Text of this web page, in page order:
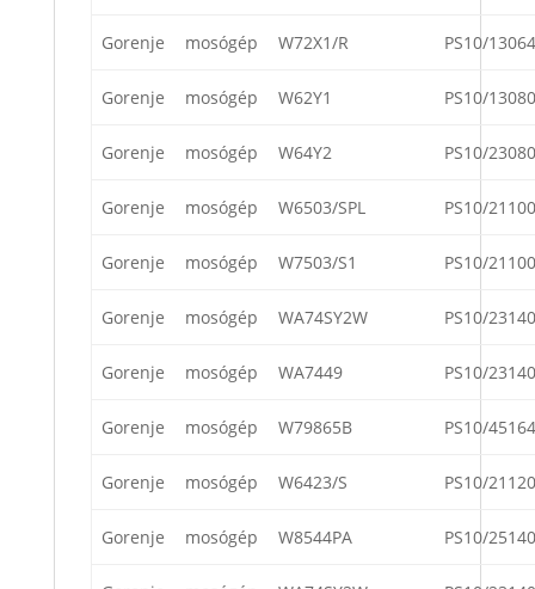
Gorenje mosógép W72X1/R PS10/13064
Gorenje mosógép W62Y1 PS10/13080
Gorenje mosógép W64Y2 PS10/23080
Gorenje mosógép W6503/SPL PS10/21100
Gorenje mosógép W7503/S1 PS10/21100
Gorenje mosógép WA74SY2W PS10/23140
Gorenje mosógép WA7449 PS10/23140
Gorenje mosógép W79865B PS10/45164
Gorenje mosógép W6423/S PS10/21120
Gorenje mosógép W8544PA PS10/25140